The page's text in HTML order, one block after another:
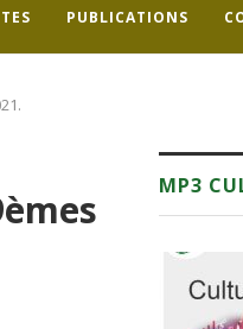
PUBLICATIONS
MP3